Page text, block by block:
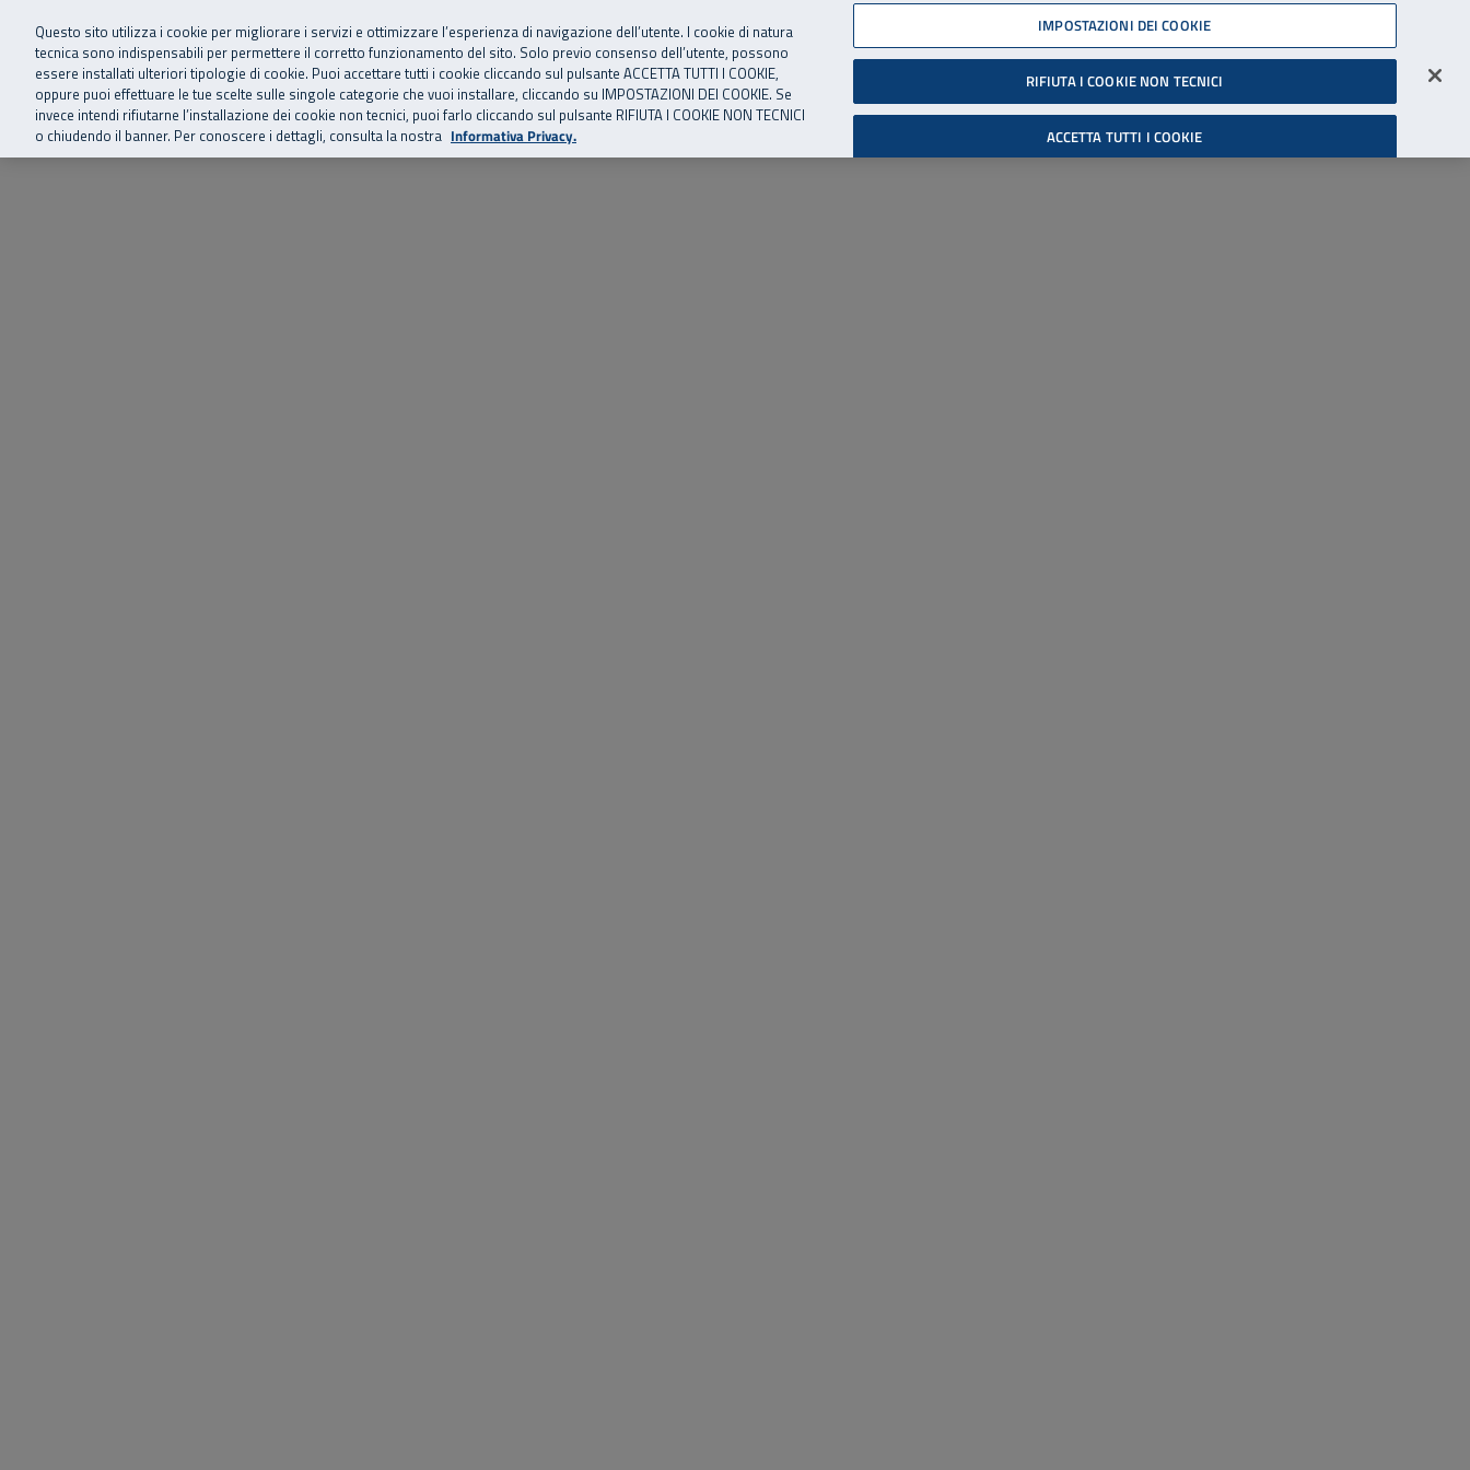
Vai al menu principale
Vai al contenuto principale
Vai al Footer 06 45539607
SuperAbile - il Contact Center Inail per il mondo della disabilità
Home Chi siamo Storie, news ed eventi Risorse utili Supporto Accessibilità
Cerca
Accedi all'area riservata
Questo sito utilizza i cookie per migliorare i servizi e ottimizzare l’esperienza di navigazione dell’utente. I cookie di natura
tecnica sono indispensabili per permettere il corretto funzionamento del sito. Solo previo consenso dell’utente, possono
essere installati ulteriori tipologie di cookie. Puoi accettare tutti i cookie cliccando sul pulsante ACCETTA TUTTI I COOKIE,
oppure puoi effettuare le tue scelte sulle singole categorie che vuoi installare, cliccando su IMPOSTAZIONI DEI COOKIE. Se
invece intendi rifiutarne l’installazione dei cookie non tecnici, puoi farlo cliccando sul pulsante RIFIUTA I COOKIE NON TECNICI
o chiudendo il banner. Per conoscere i dettagli, consulta la nostra Informativa Privacy.
IMPOSTAZIONI DEI COOKIE
RIFIUTA I COOKIE NON TECNICI
ACCETTA TUTTI I COOKIE